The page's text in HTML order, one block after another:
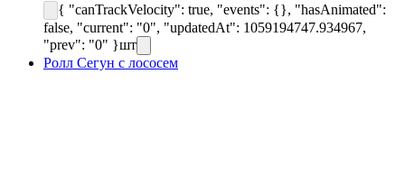
{ "canTrackVelocity": true, "events": {}, "hasAnimated":
false, "current": "0", "updatedAt": 1059194747.934967,
"prev": "0" }шт
Ролл Сегун с лососем